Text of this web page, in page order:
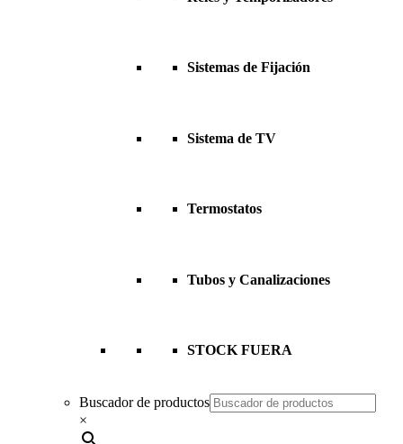
Sistemas de Fijación
Sistema de TV
Termostatos
Tubos y Canalizaciones
STOCK FUERA
Buscador de productos
×